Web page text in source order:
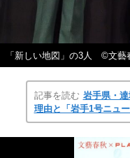
「新しい地図」の3人 ©︎文藝
記事を読む 岩手県・
理由と「岩手1号ニュ